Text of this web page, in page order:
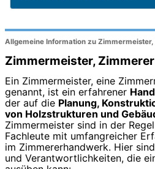
Allgemeine Information zu
Zimmermeister, Zimmerer
Ein Zimmermeister, eine
genannt, ist ein erfahrener
der auf die Planung,
von Holzstrukturen und
Zimmermeister sind in der
Fachleute mit umfangreicher
im Zimmererhandwerk. Hier
und Verantwortlichkeiten, die